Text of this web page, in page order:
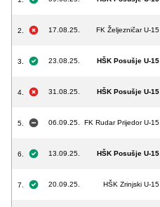
2. 17.08.25. FK Željezničar U-15
3. 23.08.25. HŠK Posušje U-15
4. 31.08.25. HŠK Posušje U-15
5. 06.09.25. FK Rudar Prijedor U-15
6. 13.09.25. HŠK Posušje U-15
7. 20.09.25. HŠK Zrinjski U-15